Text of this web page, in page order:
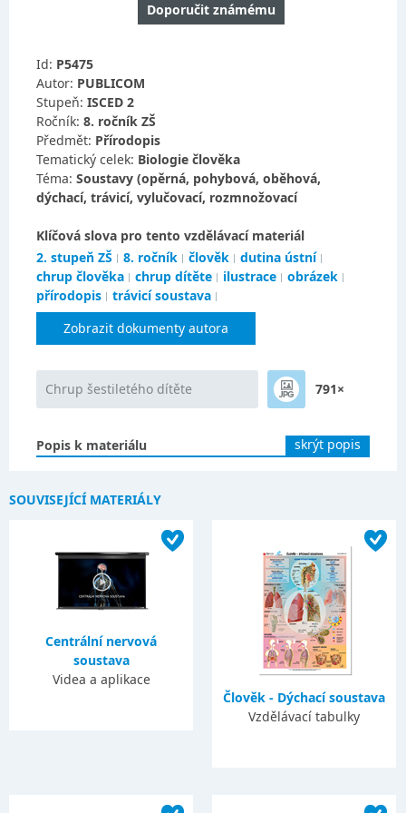
Doporučit známému
Id: P5475
Autor: PUBLICOM
Stupeň: ISCED 2
Ročník: 8. ročník ZŠ
Předmět: Přírodopis
Tematický celek: Biologie člověka
Téma: Soustavy (opěrná, pohybová, oběhová,
dýchací, trávicí, vylučovací, rozmnožovací
Klíčová slova pro tento vzdělávací materiál
2. stupeň ZŠ
8. ročník člověk
dutina ústní
chrup člověka
chrup dítěte ilustrace
obrázek
přírodopis
trávicí soustava
Zobrazit dokumenty autora
Chrup šestiletého dítěte 791×
Popis k materiálu skrýt popis
SOUVISEJÍCÍ MATERIÁLY
Centrální nervová
soustava
Videa a aplikace
Člověk - Dýchací soustava
Vzdělávací tabulky